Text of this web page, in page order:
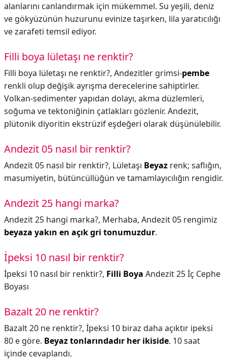
alanlarını canlandırmak için mükemmel. Su yeşili, deniz
ve gökyüzünün huzurunu evinize taşırken, lila yaratıcılığı
ve zarafeti temsil ediyor.
Filli boya lületaşı ne renktir?
Filli boya lületaşı ne renktir?, Andezitler grimsi-pembe
renkli olup değişik ayrışma derecelerine sahiptirler.
Volkan-sedimenter yapıdan dolayı, akma düzlemleri,
soğuma ve tektoniğinin çatlakları gözlenir. Andezit,
plütonik diyoritin ekstrüzif eşdeğeri olarak düşünülebilir.
Andezit 05 nasıl bir renktir?
Andezit 05 nasıl bir renktir?, Lületaşı Beyaz renk; saflığın,
masumiyetin, bütüncüllüğün ve tamamlayıcılığın rengidir.
Andezit 25 hangi marka?
Andezit 25 hangi marka?, Merhaba, Andezit 05 rengimiz
beyaza yakın en açık gri tonumuzdur.
İpeksi 10 nasıl bir renktir?
İpeksi 10 nasıl bir renktir?, Filli Boya Andezit 25 İç Cephe
Boyası
Bazalt 20 ne renktir?
Bazalt 20 ne renktir?, İpeksi 10 biraz daha açıktır ipeksi
80 e göre. Beyaz tonlarındadır her ikiside. 10 saat
içinde cevaplandı.